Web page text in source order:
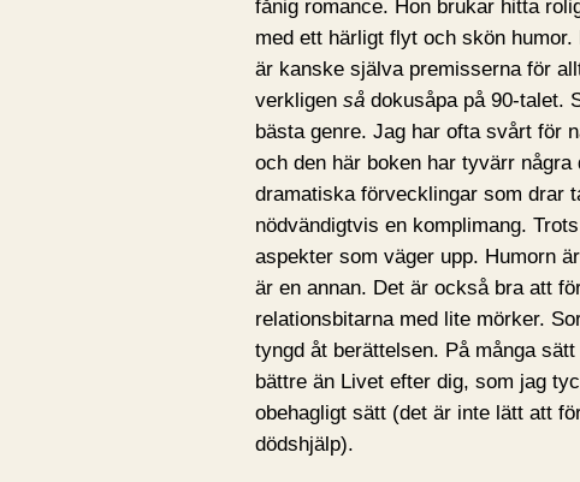
fånig romance. Hon brukar hitta
med ett härligt flyt och skön
är kanske själva premisserna för
verkligen så dokusåpa på 90-talet.
bästa genre. Jag har ofta svårt för
och den här boken har tyvärr
dramatiska förvecklingar som drar
nödvändigtvis en komplimang.
aspekter som väger upp. Humorn
är en annan. Det är också bra att
relationsbitarna med lite mörker.
tyngd åt berättelsen. På många
bättre än Livet efter dig, som jag
obehagligt sätt (det är inte lätt att
dödshjälp).